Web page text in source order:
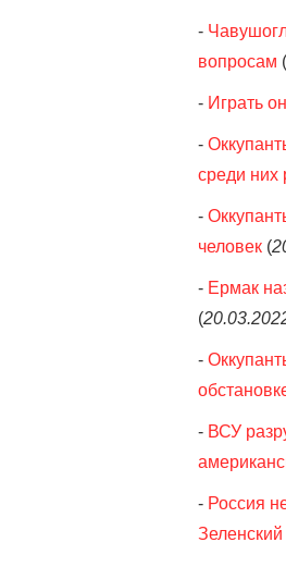
-
вопросам (
- Играть
-
среди них
-
человек (
- Ермак
(
-
- ВСУ
- Россия
Зеленский